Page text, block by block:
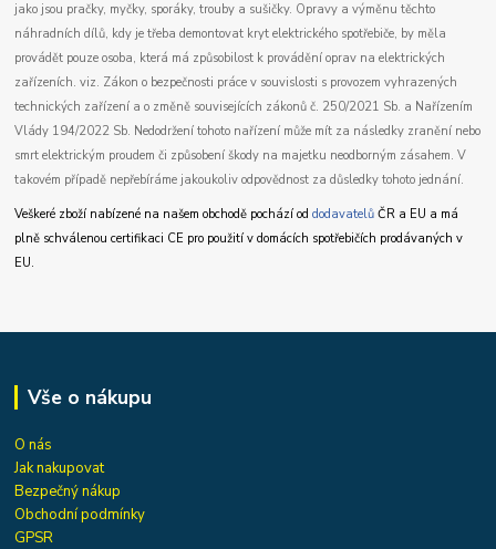
jako jsou pračky, myčky, sporáky, trouby a sušičky. Opravy a výměnu těchto
náhradních dílů, kdy je třeba demontovat kryt elektrického spotřebiče, by měla
provádět pouze osoba, která má způsobilost k provádění oprav na elektrických
zařízeních. viz. Zákon o bezpečnosti práce v souvislosti s provozem vyhrazených
technických zařízení a o změně souvisejících zákonů č. 250/2021 Sb. a Nařízením
Vlády 194/2022 Sb. Nedodržení tohoto nařízení může mít za následky zranění nebo
smrt elektrickým proudem či způsobení škody na majetku neodborným zásahem. V
takovém případě nepřebíráme jakoukoliv odpovědnost za důsledky tohoto jednání.
Veškeré zboží nabízené na našem obchodě pochází oddodavatelů ČR a EU a má
plně schválenou certifikaci CE pro použití v domácích spotřebičích prodávaných v
EU.
Vše o nákupu
O nás
Jak nakupovat
Bezpečný nákup
Obchodní podmínky
GPSR